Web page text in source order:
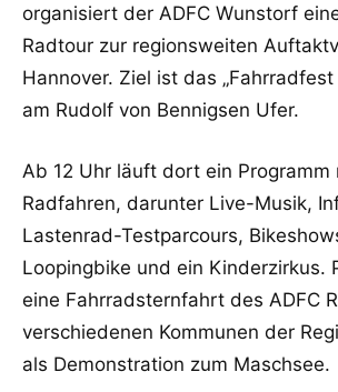
organisiert der ADFC Wunstorf
Radtour zur regionsweiten
Hannover. Ziel ist das „Fahrradfest
am Rudolf von Bennigsen Ufer.
Ab 12 Uhr läuft dort ein Programm
Radfahren, darunter Live-Musik,
Lastenrad-Testparcours,
Loopingbike und ein Kinderzirkus.
eine Fahrradsternfahrt des ADFC
verschiedenen Kommunen der
als Demonstration zum Maschsee.